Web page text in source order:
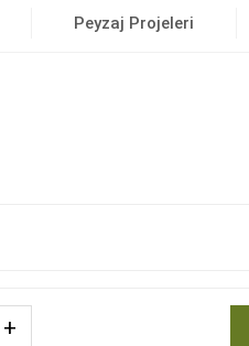
Peyzaj Projeleri
+